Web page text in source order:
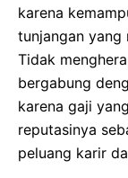
karena
tunjangan yang
Tidak
bergabung
karena gaji
reputasinya
peluang karir